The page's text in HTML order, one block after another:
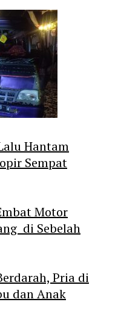
Hantam
Sempat
Motor
di Sebelah
Pria di
dan Anak